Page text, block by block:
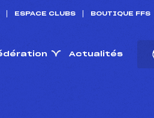
ESPACE CLUBS BOUTIQUE FFS
Actualités